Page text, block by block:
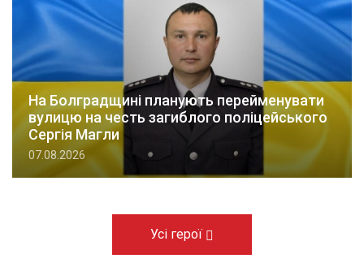
На Болградщині планують перейменувати
вулицю на честь загиблого поліцейського
Сергія Магли
07.08.2026
Усі герої